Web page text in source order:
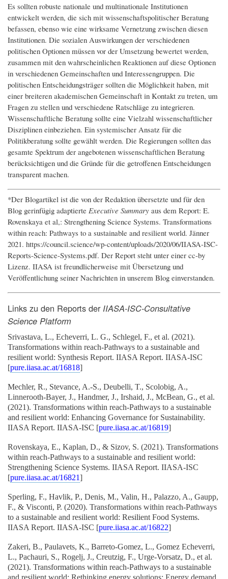
Es sollten robuste nationale und multinationale Institutionen
entwickelt werden, die sich mit wissenschaftspolitischer Beratung
befassen, ebenso wie eine wirksame Vernetzung zwischen diesen
Institutionen. Die sozialen Auswirkungen der verschiedenen
politischen Optionen müssen vor der Umsetzung bewertet werden,
zusammen mit den wahrscheinlichen Reaktionen auf diese Optionen
in verschiedenen Gemeinschaften und Interessengruppen. Die
politischen Entscheidungsträger sollten die Möglichkeit haben, mit
einer breiteren akademischen Gemeinschaft in Kontakt zu treten, um
Fragen zu stellen und verschiedene Ratschläge zu integrieren.
Wissenschaftliche Beratung sollte eine Vielzahl wissenschaftlicher
Disziplinen einbeziehen. Ein systemischer Ansatz für die
Politikberatung sollte gewählt werden. Die Regierungen sollten das
gesamte Spektrum der angebotenen wissenschaftlichen Beratung
berücksichtigen und die Gründe für die getroffenen Entscheidungen
transparent machen.
*Der Blogartikel ist die von der Redaktion übersetzte und für den
Blog gerinfügig adaptierte Executive Summary aus dem Report: E.
Rovenskaya et al,: Strengthening Science Systems. Transformations
within reach: Pathways to a sustainable and resilient world. Jänner
2021. https://council.science/wp-content/uploads/2020/06/IIASA-ISC-
Reports-Science-Systems.pdf. Der Report steht unter einer cc-by
Lizenz. IIASA ist freundlicherweise mit Übersetzung und
Veröffentlichung seiner Nachrichten in unserem Blog einverstanden.
Links zu den Reports der IIASA-ISC-Consultative
Science Platform
Srivastava, L., Echeverri, L. G., Schlegel, F., et al. (2021).
Transformations within reach-Pathways to a sustainable and
resilient world: Synthesis Report. IIASA Report. IIASA-ISC
[pure.iiasa.ac.at/16818]
Mechler, R., Stevance, A.-S., Deubelli, T., Scolobig, A.,
Linnerooth-Bayer, J., Handmer, J., Irshaid, J., McBean, G., et al.
(2021). Transformations within reach-Pathways to a sustainable
and resilient world: Enhancing Governance for Sustainability.
IIASA Report. IIASA-ISC [pure.iiasa.ac.at/16819]
Rovenskaya, E., Kaplan, D., & Sizov, S. (2021). Transformations
within reach-Pathways to a sustainable and resilient world:
Strengthening Science Systems. IIASA Report. IIASA-ISC
[pure.iiasa.ac.at/16821]
Sperling, F., Havlik, P., Denis, M., Valin, H., Palazzo, A., Gaupp,
F., & Visconti, P. (2020). Transformations within reach-Pathways
to a sustainable and resilient world: Resilient Food Systems.
IIASA Report. IIASA-ISC [pure.iiasa.ac.at/16822]
Zakeri, B., Paulavets, K., Barreto-Gomez, L., Gomez Echeverri,
L., Pachauri, S., Rogelj, J., Creutzig, F., Urge-Vorsatz, D., et al.
(2021). Transformations within reach-Pathways to a sustainable
and resilient world: Rethinking energy solutions: Energy demand